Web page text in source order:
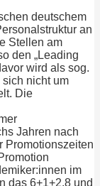
deutschem
an
Stellen am
den „Leading
wird als sog.
sich nicht um
Die
Jahren nach
Promotionszeiten
im
das 6+1+2,8 und